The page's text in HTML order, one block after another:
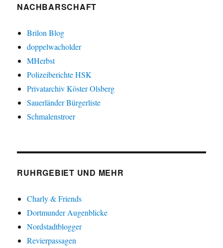
NACHBARSCHAFT
Brilon Blog
doppelwacholder
MHerbst
Polizeiberichte HSK
Privatarchiv Köster Olsberg
Sauerländer Bürgerliste
Schmalenstroer
RUHRGEBIET UND MEHR
Charly & Friends
Dortmunder Augenblicke
Nordstadtblogger
Revierpassagen